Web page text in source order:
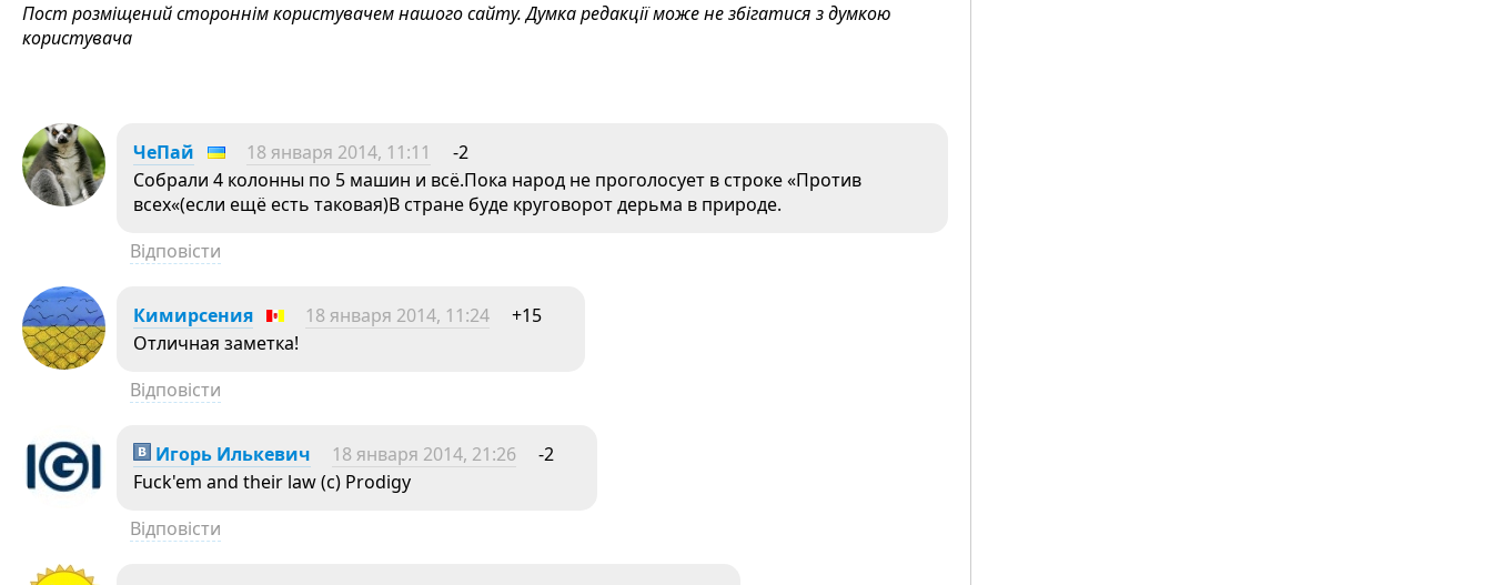
Пост розміщений стороннім користувачем нашого сайту. Думка редакції може не збігатися з думкою
користувача
ЧеПай 18 января 2014, 11:11
-2
Собрали 4 колонны по 5 машин и всё.Пока народ не проголосует в строке «Против
всех«(если ещё есть таковая)В стране буде круговорот дерьма в природе.
Відповісти
Кимирсения 18 января 2014, 11:24
+15
Отличная заметка!
Відповісти
Игорь Илькевич 18 января 2014, 21:26
-2
Fuck'em and their law (c) Prodigy
Відповісти